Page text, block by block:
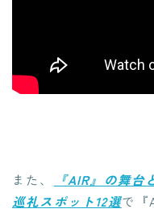
また、
『AIR』の舞
巡礼スポット12選で『